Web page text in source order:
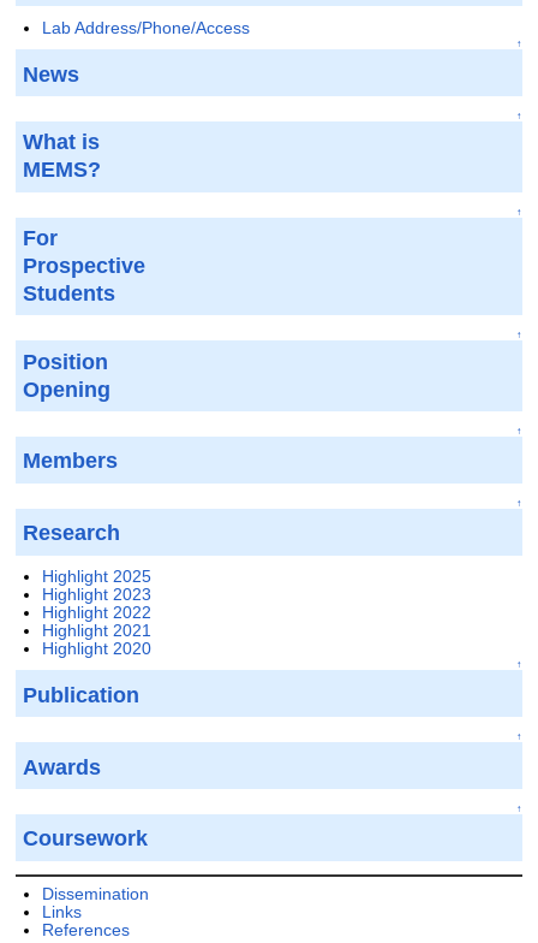
Lab Address/Phone/Access
↑
News
↑
What is
MEMS?
↑
For
Prospective
Students
↑
Position
Opening
↑
Members
↑
Research
Highlight 2025
Highlight 2023
Highlight 2022
Highlight 2021
Highlight 2020
↑
Publication
↑
Awards
↑
Coursework
Dissemination
Links
References